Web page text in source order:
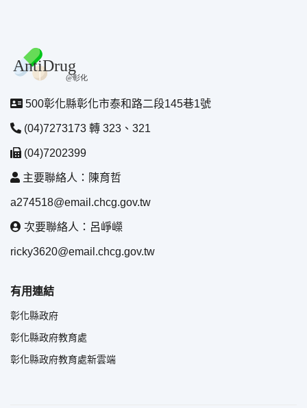
500彰化縣彰化市泰和路二段145巷1號
(04)7273173 轉 323、321
(04)7202399
主要聯絡人：陳育哲
a274518@email.chcg.gov.tw
次要聯絡人：呂崢嶸
ricky3620@email.chcg.gov.tw
有用連結
彰化縣政府
彰化縣政府教育處
彰化縣政府教育處新雲端